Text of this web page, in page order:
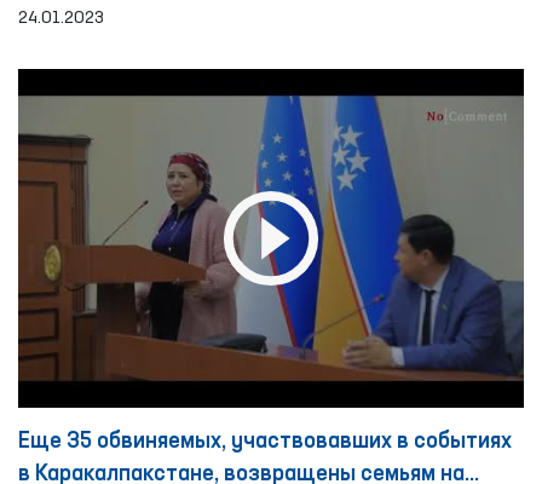
24.01.2023
Еще 35 обвиняемых, участвовавших в событиях
в Каракалпакстане, возвращены семьям на